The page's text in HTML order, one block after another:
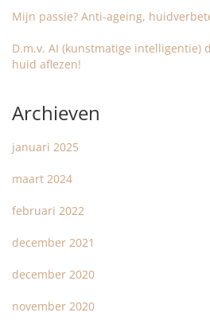
Mijn passie? Anti-ageing,
D.m.v. AI (kunstmatige intelligentie)
huid aflezen!
Archieven
januari 2025
maart 2024
februari 2022
december 2021
december 2020
november 2020